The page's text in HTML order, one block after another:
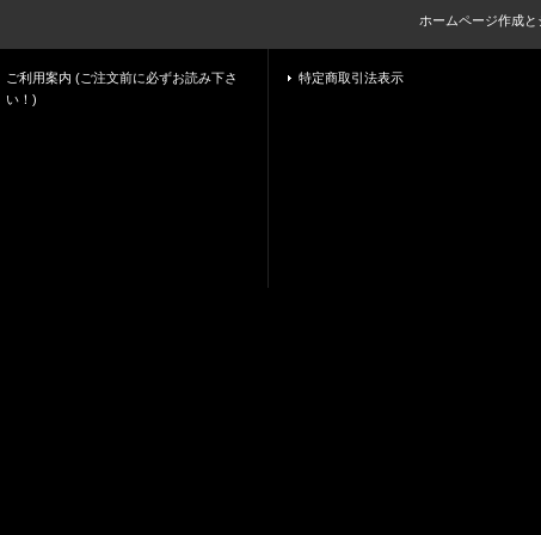
ホームページ作成
ご利用案内 (ご注文前に必ずお読み下さ
い！)
特定商取引法表示